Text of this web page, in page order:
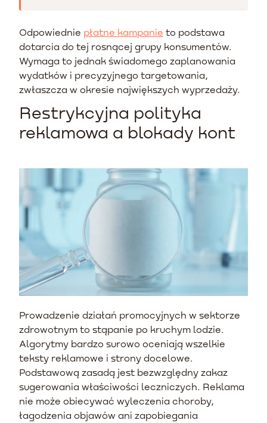
Odpowiednie płatne kampanie to podstawa
dotarcia do tej rosnącej grupy konsumentów.
Wymaga to jednak świadomego zaplanowania
wydatków i precyzyjnego targetowania,
zwłaszcza w okresie największych wyprzedaży.
Restrykcyjna polityka
reklamowa a blokady kont
Prowadzenie działań promocyjnych w sektorze
zdrowotnym to stąpanie po kruchym lodzie.
Algorytmy bardzo surowo oceniają wszelkie
teksty reklamowe i strony docelowe.
Podstawową zasadą jest bezwzględny zakaz
sugerowania właściwości leczniczych. Reklama
nie może obiecywać wyleczenia choroby,
łagodzenia objawów ani zapobiegania